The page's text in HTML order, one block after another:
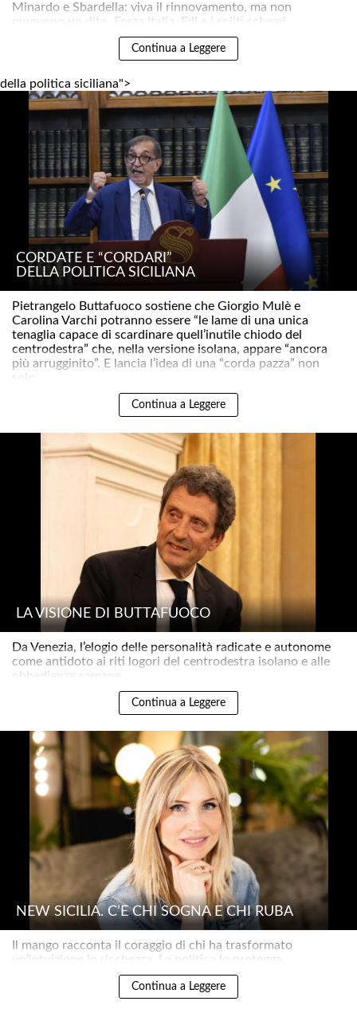
Minardo e Sbardella: viva il rinnovamento, ma non
muovono un dito. Forza Italia, FdI e i soliti schemi..
Continua a Leggere
della politica siciliana">
CORDATE E “CORDARI”
DELLA POLITICA SICILIANA
Pietrangelo Buttafuoco sostiene che Giorgio Mulè e
Carolina Varchi potranno essere “le lame di una unica
tenaglia capace di scardinare quell’inutile chiodo del
centrodestra” che, nella versione isolana, appare “ancora
più arrugginito”. E lancia l’idea di una “corda pazza” non
solo ..
Continua a Leggere
LA VISIONE DI BUTTAFUOCO
Da Venezia, l’elogio delle personalità radicate e autonome
come antidoto ai riti logori del centrodestra isolano e alle
obbedienze romane..
Continua a Leggere
NEW SICILIA. C’È CHI SOGNA E CHI RUBA
Il mango racconta il coraggio di chi ha trasformato
un’intuizione in ricchezza. La politica lo protegga..
Continua a Leggere